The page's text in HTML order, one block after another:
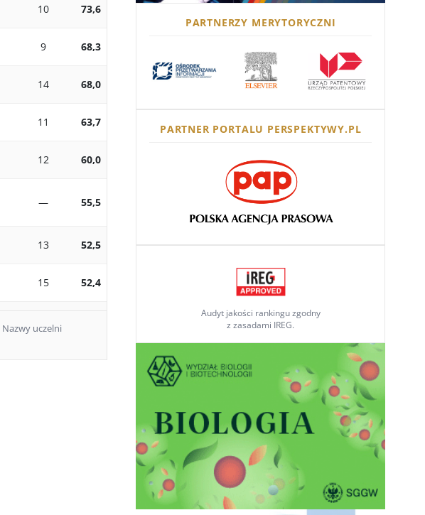
10 73,6
9 68,3
14 68,0
11 63,7
12 60,0
— 55,5
13 52,5
15 52,4
20 43,0
Nazwy uczelni
PARTNERZY MERYTORYCZNI
PARTNER PORTALU PERSPEKTYWY.PL
Audyt jakości rankingu zgodny
z zasadami IREG.